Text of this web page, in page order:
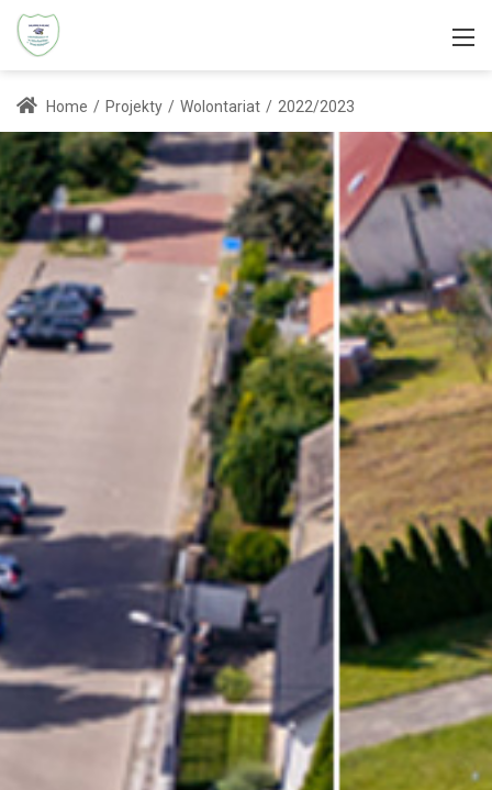
Home / Projekty / Wolontariat / 2022/2023